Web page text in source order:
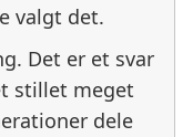
valgt det.
Det er et svar
stillet meget
dele